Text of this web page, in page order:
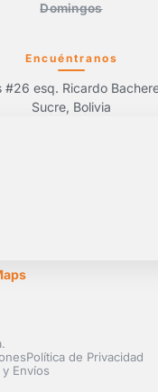
Domingos
Encuéntranos
#26 esq. Ricardo
Sucre, Bolivia
Política de Privacidad
Envíos